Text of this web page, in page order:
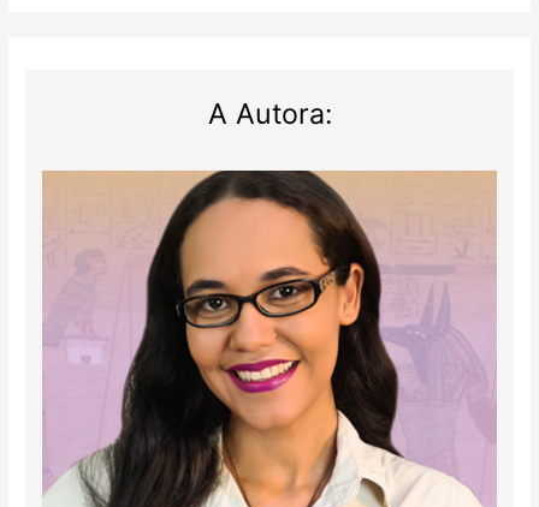
A Autora: